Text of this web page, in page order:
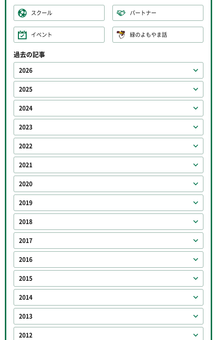
スクール パートナー
イベント 緑のよもやま話
過去の記事
2026
2025
2024
2023
2022
2021
2020
2019
2018
2017
2016
2015
2014
2013
2012